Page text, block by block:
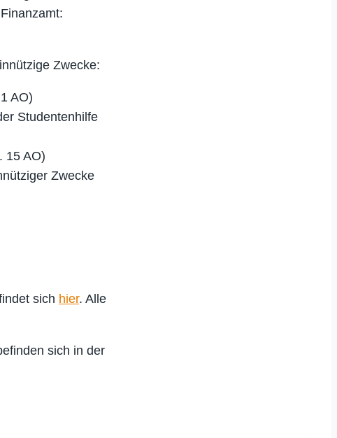
Zwecke:
AO)
Studentenhilfe
15 AO)
Zwecke
sich hier. Alle
sich in der